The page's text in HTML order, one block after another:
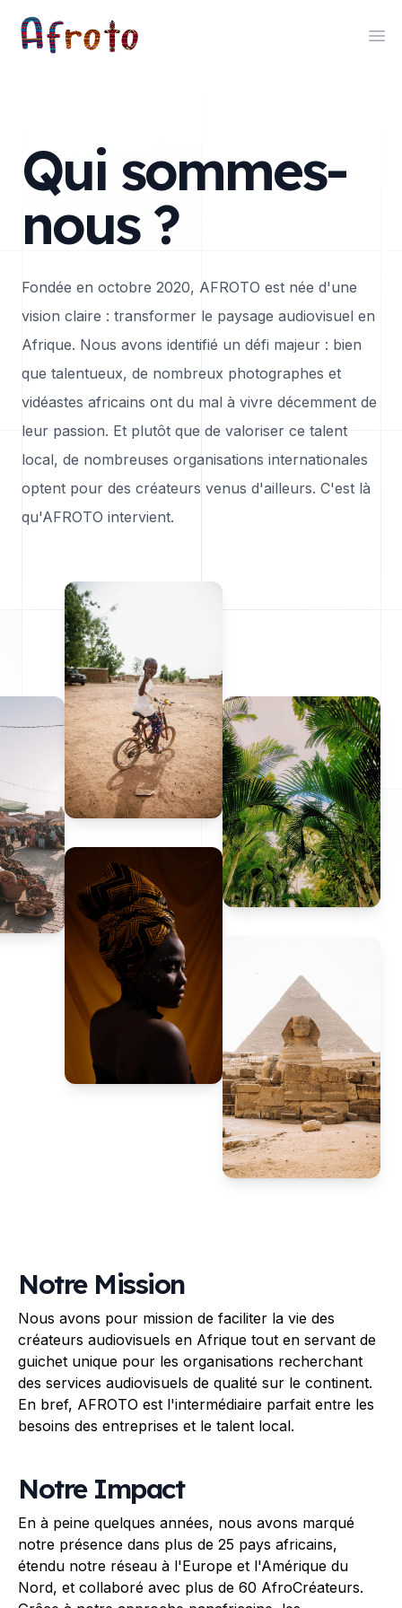
AFROTO
Qui sommes-
nous ?
Fondée en octobre 2020, AFROTO est née d'une
vision claire : transformer le paysage audiovisuel en
Afrique. Nous avons identifié un défi majeur : bien
que talentueux, de nombreux photographes et
vidéastes africains ont du mal à vivre décemment de
leur passion. Et plutôt que de valoriser ce talent
local, de nombreuses organisations internationales
optent pour des créateurs venus d'ailleurs. C'est là
qu'AFROTO intervient.
Notre Mission
Nous avons pour mission de faciliter la vie des
créateurs audiovisuels en Afrique tout en servant de
guichet unique pour les organisations recherchant
des services audiovisuels de qualité sur le continent.
En bref, AFROTO est l'intermédiaire parfait entre les
besoins des entreprises et le talent local.
Notre Impact
En à peine quelques années, nous avons marqué
notre présence dans plus de 25 pays africains,
étendu notre réseau à l'Europe et l'Amérique du
Nord, et collaboré avec plus de 60 AfroCréateurs.